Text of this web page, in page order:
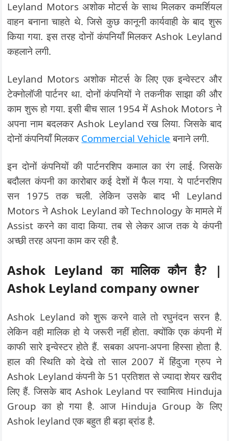
Leyland Motors अशोक मोटर्स के साथ मिलकर कमर्शियल
वाहन बनाना चाहते थे. जिसे कुछ कानूनी कार्यवाही के बाद शुरू
किया गया. इस तरह दोनों कंपनियाँ मिलकर Ashok Leyland
कहलाने लगी.
Leyland Motors अशोक मोटर्स के लिए एक इन्वेस्टर और
टेक्नोलॉजी पार्टनर था. दोनों कंपनियों ने तकनीक साझा की और
काम शुरू हो गया. इसी बीच साल 1954 में Ashok Motors ने
अपना नाम बदलकर Ashok Leyland रख लिया. जिसके बाद
दोनों कंपनियाँ मिलकर Commercial Vehicle बनाने लगी.
इन दोनों कंपनियों की पार्टनरशिप कमाल का रंग लाई. जिसके
बदौलत कंपनी का कारोबार कई देशों में फैल गया. ये पार्टनरशिप
सन 1975 तक चली. लेकिन उसके बाद भी Leyland
Motors ने Ashok Leyland को Technology के मामले में
Assist करने का वादा किया. तब से लेकर आज तक ये कंपनी
अच्छी तरह अपना काम कर रही है.
Ashok Leyland का मालिक कौन है? |
Ashok Leyland company owner
Ashok Leyland को शुरू करने वाले तो रघुनंदन सरन है.
लेकिन वही मालिक हो ये जरूरी नहीं होता. क्योंकि एक कंपनी में
काफी सारे इन्वेस्टर होते हैं. सबका अपना-अपना हिस्सा होता है.
हाल की स्थिति को देखे तो साल 2007 में हिंदुजा ग्रुप ने
Ashok Leyland कंपनी के 51 प्रतिशत से ज्यादा शेयर खरीद
लिए हैं. जिसके बाद Ashok Leyland पर स्वामित्व Hinduja
Group का हो गया है. आज Hinduja Group के लिए
Ashok leyland एक बहुत ही बड़ा ब्रांड है.